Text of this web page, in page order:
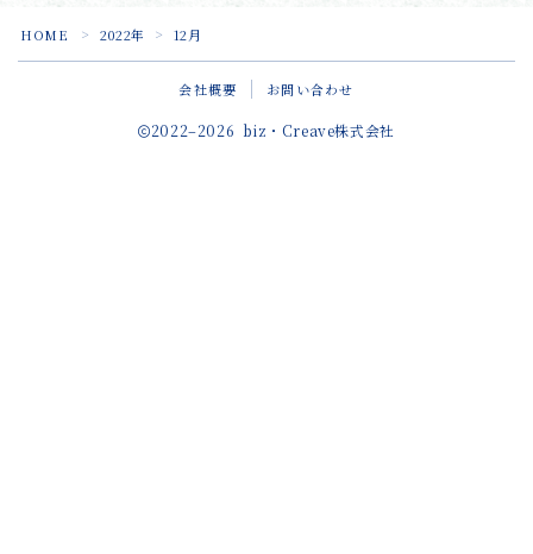
HOME ＞ 2022年 ＞ 12月
会社概要 お問い合わせ
2022–2026 biz・Creave株式会社